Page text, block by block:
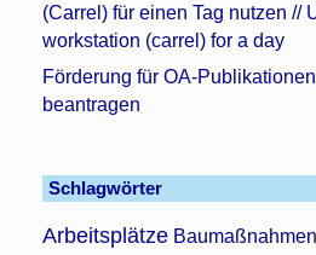
(Carrel) für einen Tag nutzen //
workstation (carrel) for a day
Förderung für OA-
beantragen
Schlagwörter
Arbeitsplätze Baumaßnahmen